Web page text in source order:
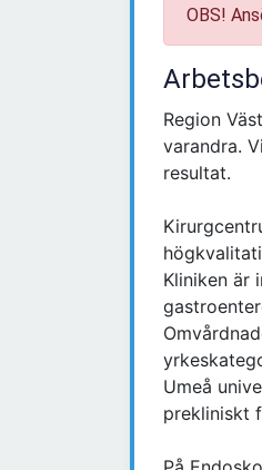
OBS!
Region
varandra.
resultat.
Kliniken är
Umeå
prekliniskt